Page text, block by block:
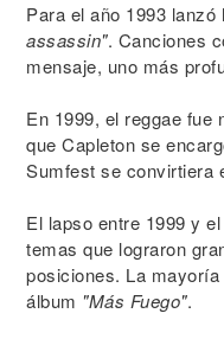
Para el año 1993 lanzó
assassin". Canciones
mensaje, uno más
En 1999, el reggae fue
que Capleton se
Sumfest se convirtiera
El lapso entre 1999 y
temas que lograron
posiciones. La
álbum "Más Fuego".